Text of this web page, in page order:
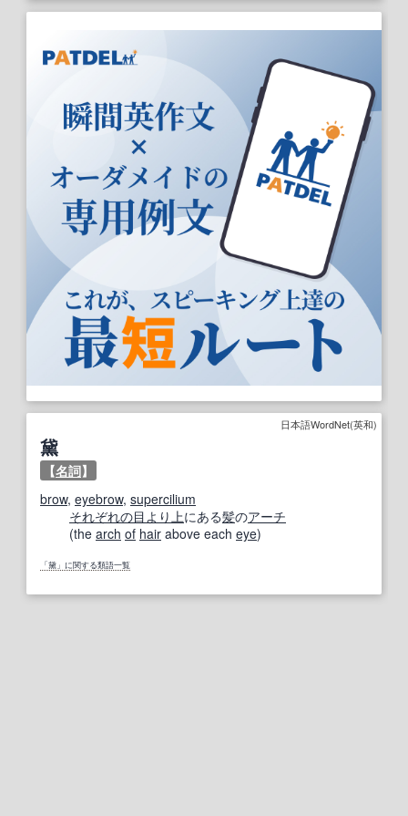
日本語WordNet(英和)
黛
【名詞】
brow, eyebrow, supercilium
それぞれの目 より上にある髪のアーチ
(the arch of hair above each eye)
「黛」に関する類語一覧